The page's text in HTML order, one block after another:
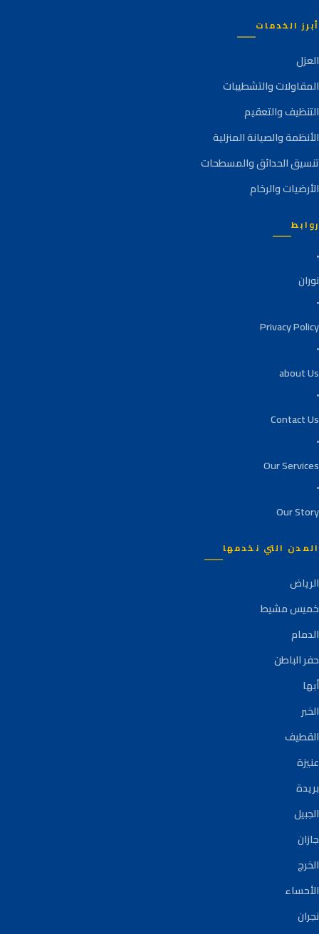
أبرز الخدمات
العزل
المقاولات والتشطيبات
التنظيف والتعقيم
الأنظمة والصيانة المنزلية
تنسيق الحدائق والمسطحات
الأرضيات والرخام
روابط
نوران
Privacy Policy
about Us
Contact Us
Our Services
Our Story
المدن التي نخدمها
الرياض
خميس مشيط
الدمام
حفر الباطن
أبها
الخبر
القطيف
عنيزة
بريدة
الجبيل
جازان
الخرج
الأحساء
نجران